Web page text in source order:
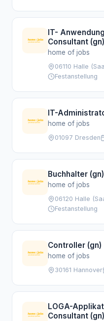
IT-
Consultant
home of jobs
06110 Halle
Festanstellung
IT-
home of jobs
01097 Dresden
Buchhalter (gn)
home of jobs
06120 Halle
Festanstellung
Controller (gn)
home of jobs
30161 Hannover
LOGA-
Consultant